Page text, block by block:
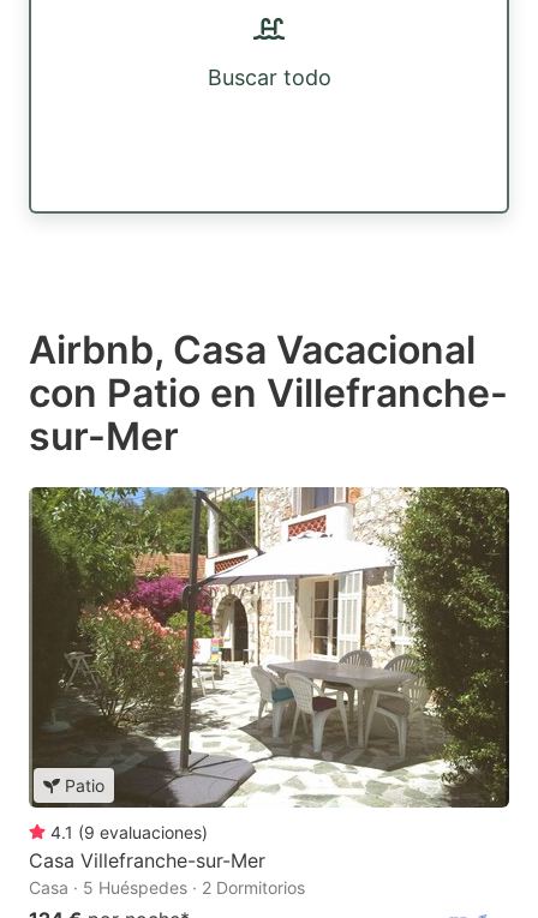
Buscar todo
Airbnb, Casa Vacacional
con Patio en Villefranche-
sur-Mer
Patio
4.1 (9 evaluaciones)
Casa Villefranche-sur-Mer
Casa · 5 Huéspedes · 2 Dormitorios